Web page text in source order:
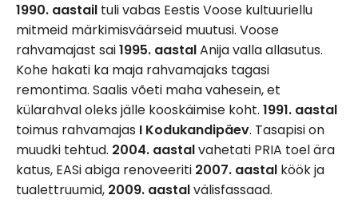
1990. aastail tuli vabas Eestis Voose kultuuriellu
mitmeid märkimisväärseid muutusi. Voose
rahvamajast sai1995. aastalAnija valla allasutus.
Kohe hakati ka maja rahvamajaks tagasi
remontima. Saalis võeti maha vahesein, et
külarahval oleks jälle kooskäimise koht. 1991. aastal
toimus rahvamajas I Kodukandipäev. Tasapisi on
muudki tehtud. 2004. aastalvahetati PRIA toel ära
katus, EASi abiga renoveeriti 2007. aastal köök ja
tualettruumid, 2009. aastalvälisfassaad.